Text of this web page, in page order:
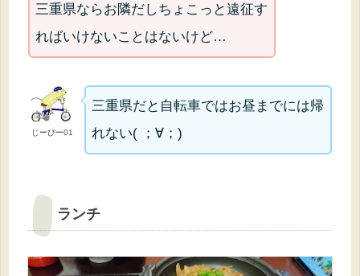
三重県ならお隣だしちょこっと遠征す
ればいけないことはないけど…
じーぴー01
三重県だと自転車ではお昼までには帰
れない( ；∀；)
ランチ